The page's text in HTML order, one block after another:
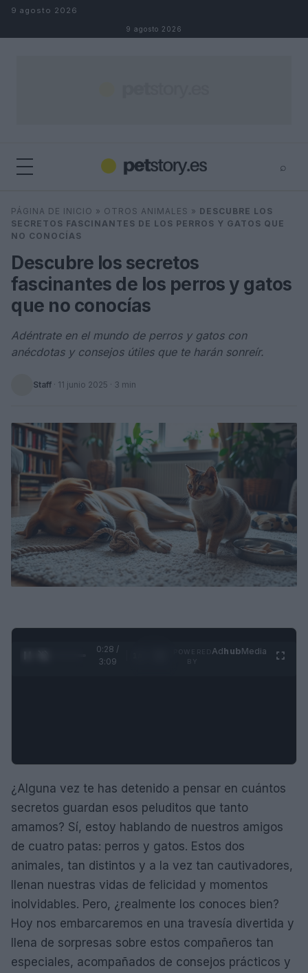
Saltar al contenido
9 agosto 2026
9 agosto 2026
⌕
Buscar ⌕
PÁGINA DE INICIO » OTROS ANIMALES » DESCUBRE LOS
SECRETOS FASCINANTES DE LOS PERROS Y GATOS QUE
NO CONOCÍAS
Descubre los secretos
fascinantes de los perros y gatos
que no conocías
Adéntrate en el mundo de perros y gatos con
anécdotas y consejos útiles que te harán sonreír.
Staff · 11 junio 2025 · 3 min
0:29 /
3:09
AdhubMedia
¿Alguna vez te has detenido a pensar en cuántos
secretos guardan esos peluditos que tanto
amamos? Sí, estoy hablando de nuestros amigos
de cuatro patas: perros y gatos. Estos dos
animales, tan distintos y a la vez tan cautivadores,
llenan nuestras vidas de felicidad y momentos
inolvidables. Pero, ¿realmente los conoces bien?
Hoy nos embarcaremos en una travesía divertida y
llena de sorpresas sobre estos compañeros tan
especiales, acompañados de consejos prácticos y